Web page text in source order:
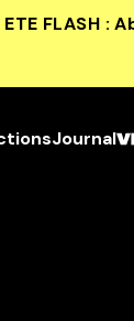
ETE FLASH :
Journal